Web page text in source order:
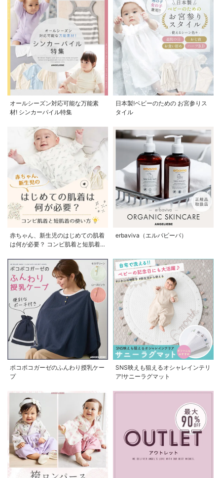
オールシーズン対応可能な万能素
材! シンカーパイル特集
日本製!ベビーのための お宮参りス
タイル
赤ちゃん、新生児のはじめての肌着
は何が必要？ コンビ肌着と短肌着
erbaviva（エルバビーバ）
ポコポコガーゼのふんわり授乳ケー
プ
SNS映えも狙えるオシャレインテリ
ア!サニーラグマット